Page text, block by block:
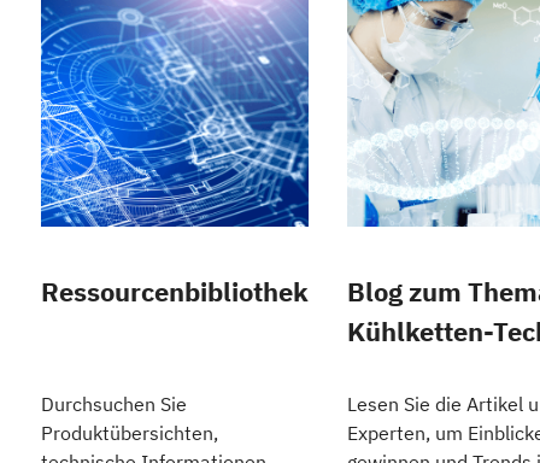
Ressourcenbibliothek
Blog zum
Kühlketten-
Durchsuchen Sie
Produktübersichten,
Lesen Sie die Artikel
Experten, um